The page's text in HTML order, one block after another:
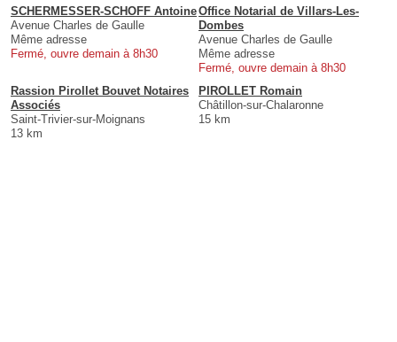
SCHERMESSER-SCHOFF Antoine
Avenue Charles de Gaulle
Même adresse
Fermé, ouvre demain à 8h30
Office Notarial de Villars-Les-
Dombes
Avenue Charles de Gaulle
Même adresse
Fermé, ouvre demain à 8h30
Rassion Pirollet Bouvet Notaires
Associés
Saint-Trivier-sur-Moignans
13 km
PIROLLET Romain
Châtillon-sur-Chalaronne
15 km